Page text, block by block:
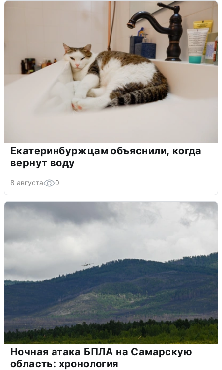
Екатеринбуржцам объяснили, когда
вернут воду
8 августа 0
Ночная атака БПЛА на Самарскую
область: хронология